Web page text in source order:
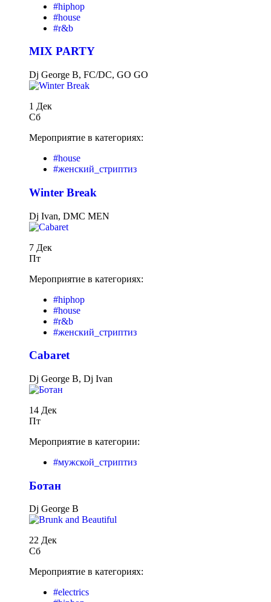
#hiphop
#house
#r&b
MIX PARTY
Dj George B, FC/DC, GO GO
1 Дек
Сб
Мероприятие в категориях:
#house
#женский_стриптиз
Winter Break
Dj Ivan, DMC MEN
7 Дек
Пт
Мероприятие в категориях:
#hiphop
#house
#r&b
#женский_стриптиз
Cabaret
Dj George B, Dj Ivan
14 Дек
Пт
Мероприятие в категории:
#мужской_стриптиз
Бoтан
Dj George B
22 Дек
Сб
Мероприятие в категориях:
#electrics